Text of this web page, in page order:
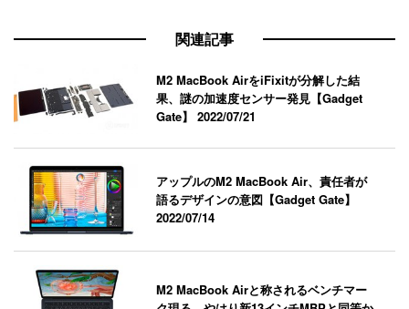
関連記事
M2 MacBook AirをiFixitが分解した結
果、謎の加速度センサー発見【Gadget
Gate】2022/07/21
アップルのM2 MacBook Air、責任者が
語るデザインの意図【Gadget Gate】
2022/07/14
M2 MacBook Airと称されるベンチマー